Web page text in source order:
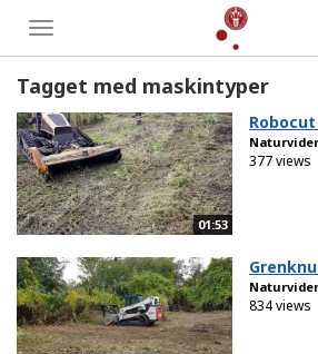
Toggle
menu
Tagget med maskintyper
01:53
377 views
834 views